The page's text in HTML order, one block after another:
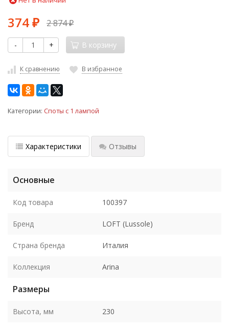
374 ₽ 2 874₽
- + В корзину
К сравнению В избранное
Категории: Споты с 1 лампой
Характеристики Отзывы
Основные
Код товара 100397
Бренд LOFT (Lussole)
Страна бренда Италия
Коллекция Arina
Размеры
Высота, мм 230